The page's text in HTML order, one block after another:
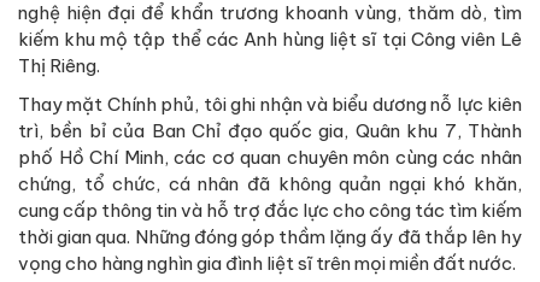
nghệ hiện đại để khẩn trương khoanh vùng, thăm dò, tìm
kiếm khu mộ tập thể các Anh hùng liệt sĩ tại Công viên Lê
Thị Riêng.
Thay mặt Chính phủ, tôi ghi nhận và biểu dương nỗ lực kiên
trì, bền bỉ của Ban Chỉ đạo quốc gia, Quân khu 7, Thành
phố Hồ Chí Minh, các cơ quan chuyên môn cùng các nhân
chứng, tổ chức, cá nhân đã không quản ngại khó khăn,
cung cấp thông tin và hỗ trợ đắc lực cho công tác tìm kiếm
thời gian qua. Những đóng góp thầm lặng ấy đã thắp lên hy
vọng cho hàng nghìn gia đình liệt sĩ trên mọi miền đất nước.